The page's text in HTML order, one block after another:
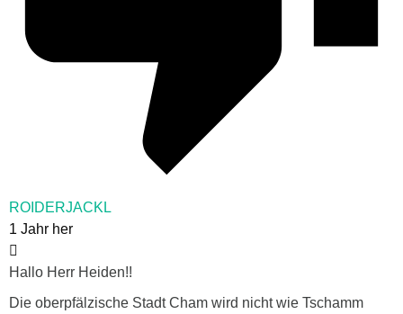
ROIDERJACKL
1 Jahr her
Hallo Herr Heiden!!
Die oberpfälzische Stadt Cham wird nicht wie Tschamm